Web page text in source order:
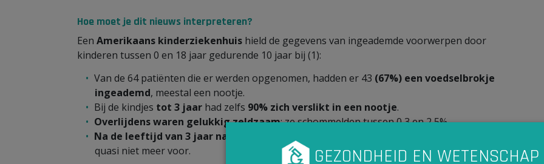
Hoe moet je dit nieuws interpreteren?
Een Amerikaans kinderziekenhuis hield de gegevens van ingeademde voorwerpen door
kinderen tussen 0 en 18 jaar gedurende 10 jaar bij (1):
Van de 64 patiënten die er werden opgenomen, hadden er 43 (67%) een voedselbrokje
ingeademd, meestal een nootje.
Bij de kindjes tot 3 jaar had zelfs 90% zich verslikt in een nootje.
Overlijdenswaren gelukkigzeldzaam; ze schommelden tussen 0,3 en 2,5%.
Na de leeftijd van 3 jaar namen accidenten met nootjes af
quasi niet meer voor.